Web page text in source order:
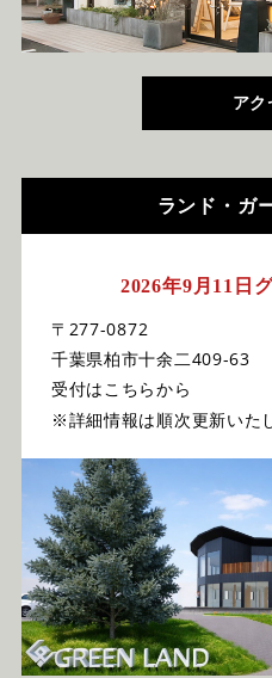
アク
ランド・ガ
2026年9月11日
〒277-0872
千葉県柏市十余二409-63
受付はこちらから
※詳細情報は順次更新いた